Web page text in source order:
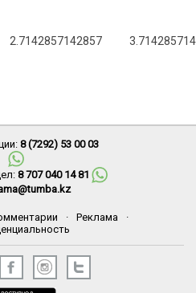
2.7142857142857
8 (7292) 53 00 03
8 707 040 14 81
· Реклама
·